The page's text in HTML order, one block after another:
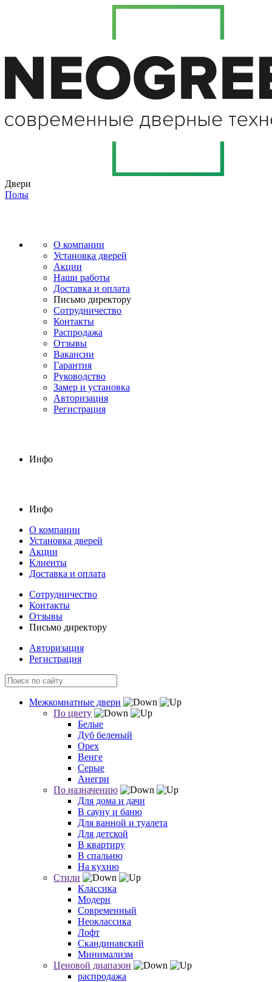
Двери
Полы
О компании
Установка дверей
Акции
Наши работы
Доставка и оплата
Письмо директору
Сотрудничество
Контакты
Распродажа
Отзывы
Вакансии
Гарантия
Руководство
Замер и установка
Авторизация
Регистрация
Инфо
Инфо
О компании
Установка дверей
Акции
Клиенты
Доставка и оплата
Сотрудничество
Контакты
Отзывы
Письмо директору
Авторизация
Регистрация
Межкомнатные двери
По цвету
Белые
Дуб беленый
Орех
Венге
Серые
Анегри
По назначению
Для дома и дачи
В сауну и баню
Для ванной и туалета
Для детской
В квартиру
В спальню
На кухню
Стили
Классика
Модерн
Современный
Неоклассика
Лофт
Скандинавский
Минимализм
Ценовой диапазон
распродажа